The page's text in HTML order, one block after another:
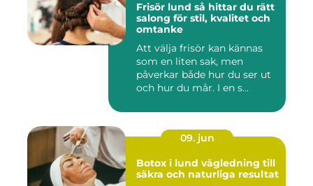
Frisör lund så hittar du rätt
salong för stil, kvalitet och
omtanke
Att välja frisör kan kännas
som en liten sak, men
påverkar både hur du ser ut
och hur du mår. I en s...
09. jun
Botox i lund vägledning till
säkra och naturliga resultat